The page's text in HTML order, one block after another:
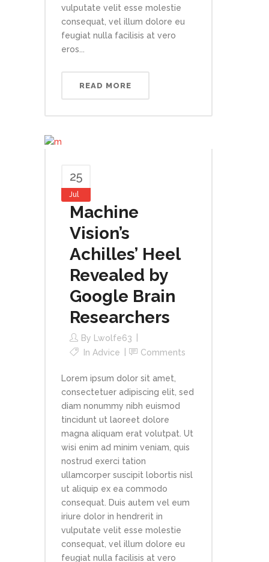
vulputate velit esse molestie
consequat, vel illum dolore eu
feugiat nulla facilisis at vero
eros...
READ MORE
25
Jul
Machine
Vision’s
Achilles’ Heel
Revealed by
Google Brain
Researchers
By Lwolfe63
In Advice Comments
Lorem ipsum dolor sit amet,
consectetuer adipiscing elit, sed
diam nonummy nibh euismod
tincidunt ut laoreet dolore
magna aliquam erat volutpat. Ut
wisi enim ad minim veniam, quis
nostrud exerci tation
ullamcorper suscipit lobortis nisl
ut aliquip ex ea commodo
consequat. Duis autem vel eum
iriure dolor in hendrerit in
vulputate velit esse molestie
consequat, vel illum dolore eu
feugiat nulla facilisis at vero